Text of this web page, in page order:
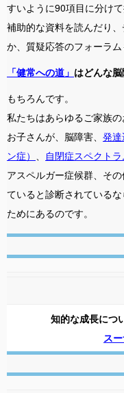
すいように90項目に分けて
補助的な資料を読んだり
か、質疑応答のフォーラム
「健常への道」 はどんな
もちろんです。
私たちはあらゆるご家族の
お子さんが、脳障害、 発
ン症） 、 自閉症スペクトラ
アスペルガー症候群、そ
ていると診断されているな
ためにあるのです。
知的な成長につ
ス